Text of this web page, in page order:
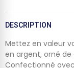
DESCRIPTION
Mettez en valeur
en argent, orné
Confectionné